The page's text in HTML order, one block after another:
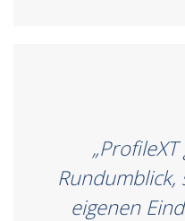
Rundumblick,
eigenen